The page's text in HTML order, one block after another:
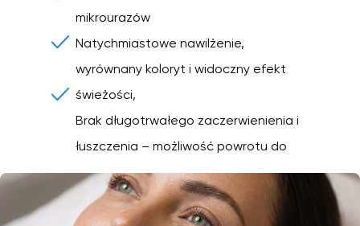
mikrourazów
Natychmiastowe nawilżenie,
wyrównany koloryt i widoczny efekt
świeżości,
Brak długotrwałego zaczerwienienia i
łuszczenia – możliwość powrotu do
codziennych aktywności od razu po
zabiegu.